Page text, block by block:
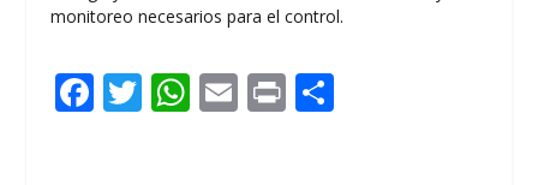
monitoreo necesarios para el control.
F
ac
T
w
W
h
E
m
Pr
in